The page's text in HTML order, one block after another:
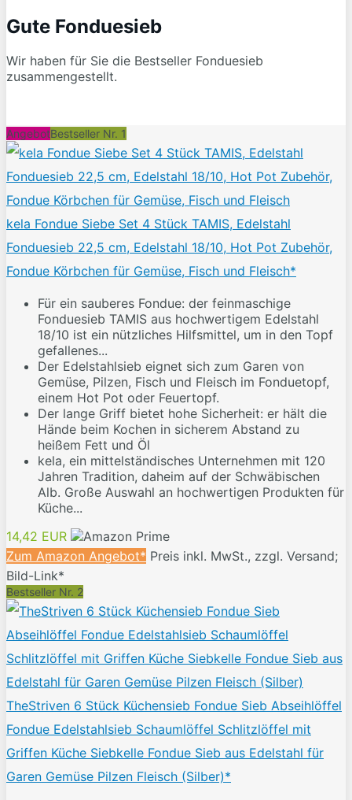
Gute Fonduesieb
Wir haben für Sie die Bestseller Fonduesieb
zusammengestellt.
AngebotBestseller Nr. 1
kela Fondue Siebe Set 4 Stück TAMIS, Edelstahl
Fonduesieb 22,5 cm, Edelstahl 18/10, Hot Pot Zubehör,
Fondue Körbchen für Gemüse, Fisch und Fleisch*
Für ein sauberes Fondue: der feinmaschige
Fonduesieb TAMIS aus hochwertigem Edelstahl
18/10 ist ein nützliches Hilfsmittel, um in den Topf
gefallenes...
Der Edelstahlsieb eignet sich zum Garen von
Gemüse, Pilzen, Fisch und Fleisch im Fonduetopf,
einem Hot Pot oder Feuertopf.
Der lange Griff bietet hohe Sicherheit: er hält die
Hände beim Kochen in sicherem Abstand zu
heißem Fett und Öl
kela, ein mittelständisches Unternehmen mit 120
Jahren Tradition, daheim auf der Schwäbischen
Alb. Große Auswahl an hochwertigen Produkten für
Küche...
14,42 EUR
Zum Amazon Angebot* Preis inkl. MwSt., zzgl. Versand;
Bild-Link*
Bestseller Nr. 2
TheStriven 6 Stück Küchensieb Fondue Sieb Abseihlöffel
Fondue Edelstahlsieb Schaumlöffel Schlitzlöffel mit
Griffen Küche Siebkelle Fondue Sieb aus Edelstahl für
Garen Gemüse Pilzen Fleisch (Silber)*